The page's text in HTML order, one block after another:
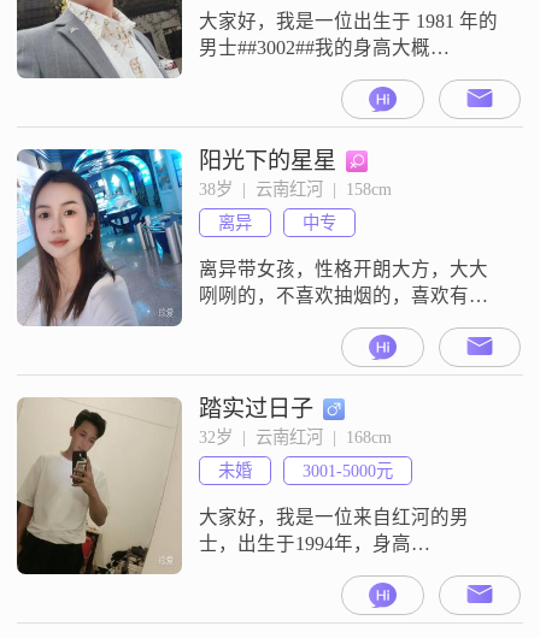
性，相
大家好，我是一位出生于 1981 年的
男士##3002##我的身高大概
元之间，工作地在红河##3002##我
的学历是高中及以下##3002##我觉
得自己在感情方面比较真诚可靠，
始终把家庭看得很重##3002##我认
为两个人相处就得真诚相待，相互
尊重，能够做到包容理解#
阳光下的星星
38岁  |  云南红河  |  158cm
离异
中专
离异带女孩，性格开朗大方，大大
咧咧的，不喜欢抽烟的，喜欢有上
踏实过日子
32岁  |  云南红河  |  168cm
未婚
3001-5000元
大家好，我是一位来自红河的男
士，出生于1994年，身高
力，目前的月收入在3001到5000元
之间##3002##虽然我的学历是中